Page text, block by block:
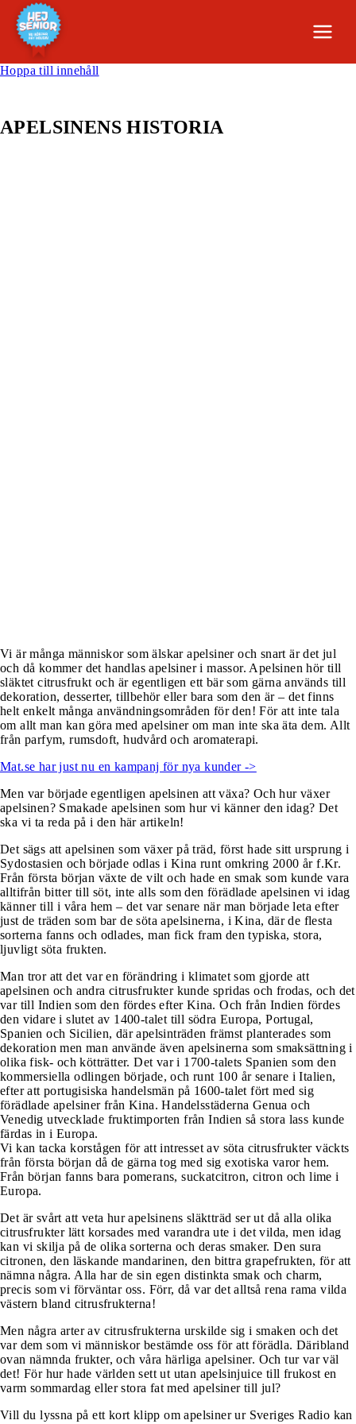
Hoppa till innehåll
APELSINENS HISTORIA
Vi är många människor som älskar apelsiner och snart är det jul
och då kommer det handlas apelsiner i massor. Apelsinen hör till
släktet citrusfrukt och är egentligen ett bär som gärna används till
dekoration, desserter, tillbehör eller bara som den är – det finns
helt enkelt många användningsområden för den! För att inte tala
om allt man kan göra med apelsiner om man inte ska äta dem. Allt
från parfym, rumsdoft, hudvård och aromaterapi.
Mat.se har just nu en kampanj för nya kunder ->
Men var började egentligen apelsinen att växa? Och hur växer
apelsinen? Smakade apelsinen som hur vi känner den idag? Det
ska vi ta reda på i den här artikeln!
Det sägs att apelsinen som växer på träd, först hade sitt ursprung i
Sydostasien och började odlas i Kina runt omkring 2000 år f.Kr.
Från första början växte de vilt och hade en smak som kunde vara
alltifrån bitter till söt, inte alls som den förädlade apelsinen vi idag
känner till i våra hem – det var senare när man började leta efter
just de träden som bar de söta apelsinerna, i Kina, där de flesta
sorterna fanns och odlades, man fick fram den typiska, stora,
ljuvligt söta frukten.
Man tror att det var en förändring i klimatet som gjorde att
apelsinen och andra citrusfrukter kunde spridas och frodas, och det
var till Indien som den fördes efter Kina. Och från Indien fördes
den vidare i slutet av 1400-talet till södra Europa, Portugal,
Spanien och Sicilien, där apelsinträden främst planterades som
dekoration men man använde även apelsinerna som smaksättning i
olika fisk- och kötträtter. Det var i 1700-talets Spanien som den
kommersiella odlingen började, och runt 100 år senare i Italien,
efter att portugisiska handelsmän på 1600-talet fört med sig
förädlade apelsiner från Kina. Handelsstäderna Genua och
Venedig utvecklade fruktimporten från Indien så stora lass kunde
färdas in i Europa.
Vi kan tacka korstågen för att intresset av söta citrusfrukter väckts
från första början då de gärna tog med sig exotiska varor hem.
Från början fanns bara pomerans, suckatcitron, citron och lime i
Europa.
Det är svårt att veta hur apelsinens släktträd ser ut då alla olika
citrusfrukter lätt korsades med varandra ute i det vilda, men idag
kan vi skilja på de olika sorterna och deras smaker. Den sura
citronen, den läskande mandarinen, den bittra grapefrukten, för att
nämna några. Alla har de sin egen distinkta smak och charm,
precis som vi förväntar oss. Förr, då var det alltså rena rama vilda
västern bland citrusfrukterna!
Men några arter av citrusfrukterna urskilde sig i smaken och det
var dem som vi människor bestämde oss för att förädla. Däribland
ovan nämnda frukter, och våra härliga apelsiner. Och tur var väl
det! För hur hade världen sett ut utan apelsinjuice till frukost en
varm sommardag eller stora fat med apelsiner till jul?
Vill du lyssna på ett kort klipp om apelsiner ur Sveriges Radio kan